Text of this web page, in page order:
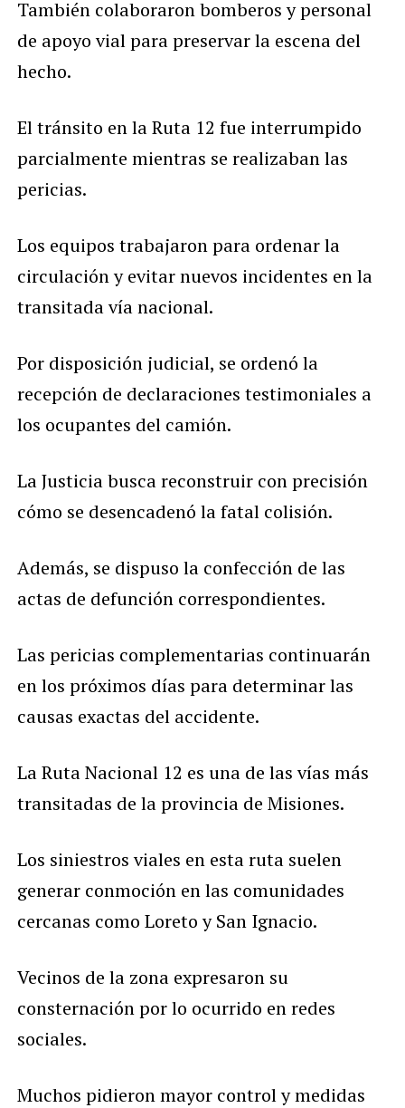
También colaboraron bomberos y personal
de apoyo vial para preservar la escena del
hecho.
El tránsito en la Ruta 12 fue interrumpido
parcialmente mientras se realizaban las
pericias.
Los equipos trabajaron para ordenar la
circulación y evitar nuevos incidentes en la
transitada vía nacional.
Por disposición judicial, se ordenó la
recepción de declaraciones testimoniales a
los ocupantes del camión.
La Justicia busca reconstruir con precisión
cómo se desencadenó la fatal colisión.
Además, se dispuso la confección de las
actas de defunción correspondientes.
Las pericias complementarias continuarán
en los próximos días para determinar las
causas exactas del accidente.
La Ruta Nacional 12 es una de las vías más
transitadas de la provincia de Misiones.
Los siniestros viales en esta ruta suelen
generar conmoción en las comunidades
cercanas como Loreto y San Ignacio.
Vecinos de la zona expresaron su
consternación por lo ocurrido en redes
sociales.
Muchos pidieron mayor control y medidas